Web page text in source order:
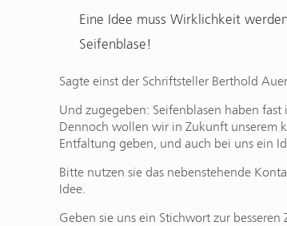
Eine Idee muss Wirklichkeit
Seifenblase!
Sagte einst der Schriftsteller Berthold
Und zugegeben: Seifenblasen haben fast
Dennoch wollen wir in Zukunft unserem
Entfaltung geben, und auch bei uns ein
Bitte nutzen sie das nebenstehende
Idee.
Geben sie uns ein Stichwort zur